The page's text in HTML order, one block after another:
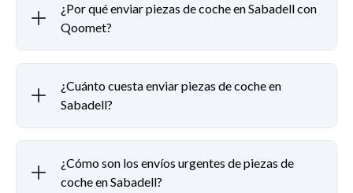
¿Por qué enviar piezas de coche en Sabadell con
Qoomet?
¿Cuánto cuesta enviar piezas de coche en
Sabadell?
¿Cómo son los envíos urgentes de piezas de
coche en Sabadell?